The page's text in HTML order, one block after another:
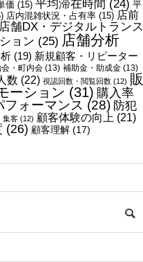
価 (15) 平均滞在時間 (24) 平
店内混雑状況・占有率 (15) 店前
店舗DX・デジタルトランス
ョン (25) 店舗分析
(19) 新規顧客・リピーター
会・町内会 (13) 補助金・助成金 (13)
数 (22) 視認回数・閲覧回数 (12) 販
ーション (31) 購入率
フォーマンス (28) 防犯
集客 (12) 顧客体験の向上 (21)
(26) 顧客理解 (17)